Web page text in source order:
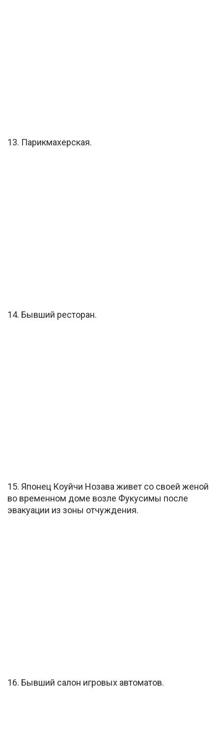
13. Парикмахерская.
14. Бывший ресторан.
15. Японец Коуйчи Нозава живет со своей женой
во временном доме возле Фукусимы после
эвакуации из зоны отчуждения.
16. Бывший салон игровых автоматов.